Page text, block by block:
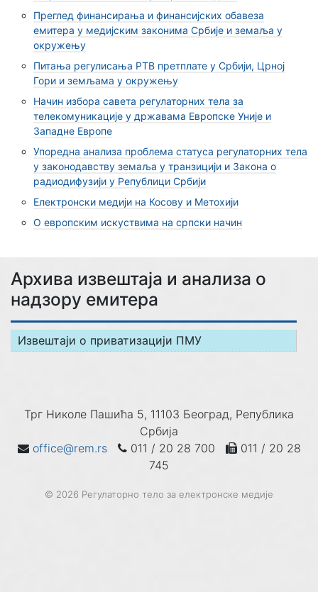
Архива извештаја и анализа о
надзору емитера
Извештаји о приватизацији ПМУ
Преглед финансирања и финансијских обавеза
емитера у медијским законима Србије и земаља у
окружењу
Питања регулисања РТВ претплате у Србији, Црној
Гори и земљама у окружењу
Начин избора савета регулаторних тела за
телекомуникације у државама Европске Уније и
Западне Европе
Упоредна анализа проблема статуса регулаторних тела
у законодавству земаља у транзицији и Закона о
радиодифузији у Републици Србији
Електронски медији на Косову и Метохији
О европским искуствима на српски начин
Трг Николе Пашића 5, 11103 Београд, Република
Србија
office@rem.rs
011 / 20 28 700
011 / 20 28
745
© 2026 Регулаторно тело за електронске медије